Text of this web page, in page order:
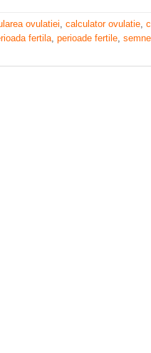
ovulatiei, calculator ovulatie,
fertila, perioade fertile,